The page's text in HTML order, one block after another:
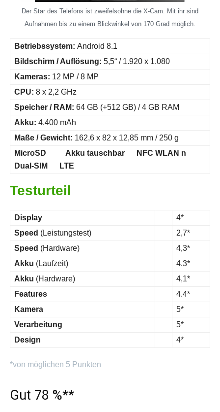
Der Star des Telefons ist zweifelsohne die X-Cam. Mit ihr sind
Aufnahmen bis zu einem Blickwinkel von 170 Grad möglich.
Betriebssystem: Android 8.1
Bildschirm / Auflösung: 5,5“ / 1.920 x 1.080
Kameras: 12 MP / 8 MP
CPU: 8 x 2,2 GHz
Speicher / RAM: 64 GB (+512 GB) / 4 GB RAM
Akku: 4.400 mAh
Maße / Gewicht: 162,6 x 82 x 12,85 mm / 250 g
MicroSD Akku tauschbar NFC WLAN n
Dual-SIM LTE
Testurteil
Display
4*
Speed (Leistungstest)
2,7*
Speed (Hardware)
4,3*
Akku (Laufzeit)
4.3*
Akku (Hardware)
4,1*
Features
4.4*
Kamera
5*
Verarbeitung
5*
Design
4*
*von möglichen 5 Punkten
Gut 78 %**